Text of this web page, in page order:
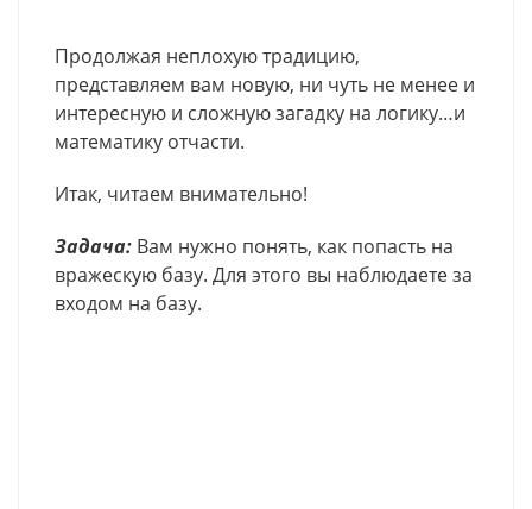
Продолжая неплохую традицию,
представляем вам новую, ни чуть не менее и
интересную и сложную загадку на логику…и
математику отчасти.
Итак, читаем внимательно!
Задача: Вам нужно понять, как попасть на
вражескую базу. Для этого вы наблюдаете за
входом на базу.